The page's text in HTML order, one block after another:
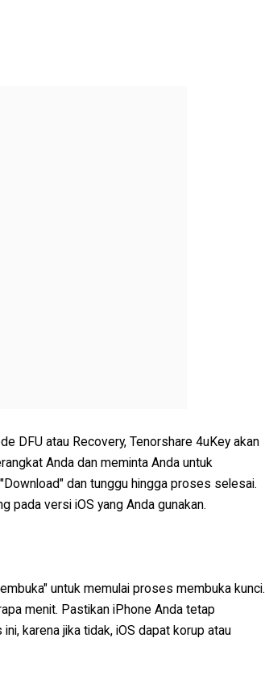
DFU atau Recovery, Tenorshare 4uKey akan
Anda dan meminta Anda untuk
dan tunggu hingga proses selesai.
pada versi iOS yang Anda gunakan.
untuk memulai proses membuka kunci.
menit. Pastikan iPhone Anda tetap
karena jika tidak, iOS dapat korup atau